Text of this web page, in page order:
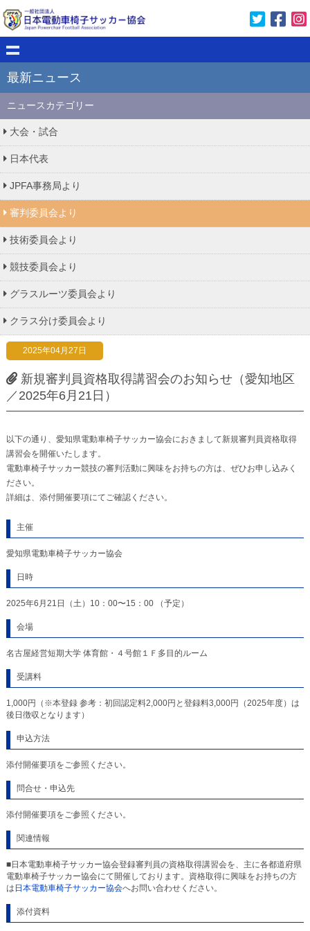
最新ニュース
ニュースカテゴリー
大会・試合
日本代表
JPFA事務局より
審判委員会より
技術委員会より
競技委員会より
グラスルーツ委員会より
クラス分け委員会より
2025年04月27日
新規審判員資格取得講習会のお知らせ（愛知地区
／2025年6月21日）
以下の通り、愛知県電動車椅子サッカー協会におきまして新規審判員資格取得
講習会を開催いたします。
電動車椅子サッカー競技の審判活動に興味をお持ちの方は、ぜひお申し込みく
ださい。
詳細は、添付開催要項にてご確認ください。
主催
愛知県電動車椅子サッカー協会
日時
2025年6月21日（土）10：00〜15：00 （予定）
会場
名古屋経営短期大学 体育館・４号館１Ｆ多目的ルーム
受講料
1,000円（※本登録 参考：初回認定料2,000円と登録料3,000円（2025年度）は
後日徴収となります）
申込方法
添付開催要項をご参照ください。
問合せ・申込先
添付開催要項をご参照ください。
関連情報
■日本電動車椅子サッカー協会登録審判員の資格取得講習会を、主に各都道府県
電動車椅子サッカー協会にて開催しております。資格取得に興味をお持ちの方
は 日本電動車椅子サッカー協会へお問い合わせください。
添付資料